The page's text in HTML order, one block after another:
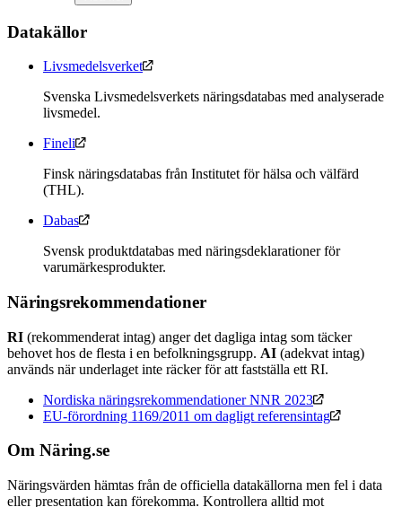
Datakällor
Livsmedelsverket
Svenska Livsmedelsverkets näringsdatabas med analyserade
livsmedel.
Fineli
Finsk näringsdatabas från Institutet för hälsa och välfärd
(THL).
Dabas
Svensk produktdatabas med näringsdeklarationer för
varumärkesprodukter.
Näringsrekommendationer
RI (rekommenderat intag) anger det dagliga intag som täcker
behovet hos de flesta i en befolkningsgrupp. AI (adekvat intag)
används när underlaget inte räcker för att fastställa ett RI.
Nordiska näringsrekommendationer NNR 2023
EU-förordning 1169/2011 om dagligt referensintag
Om Näring.se
Näringsvärden hämtas från de officiella datakällorna men fel i data
eller presentation kan förekomma. Kontrollera alltid mot